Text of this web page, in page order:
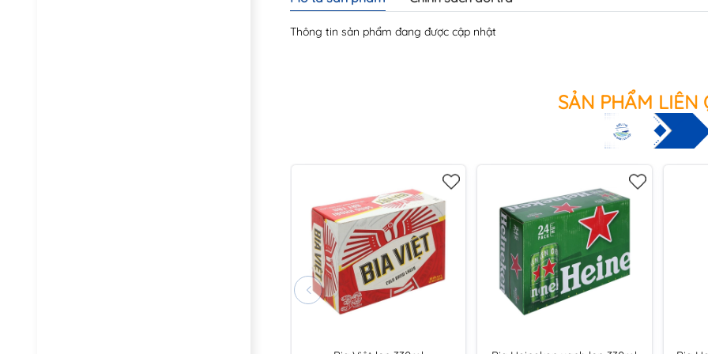
Thông tin sản phẩm đang được cập nhật
SẢN PHẨM LIÊN